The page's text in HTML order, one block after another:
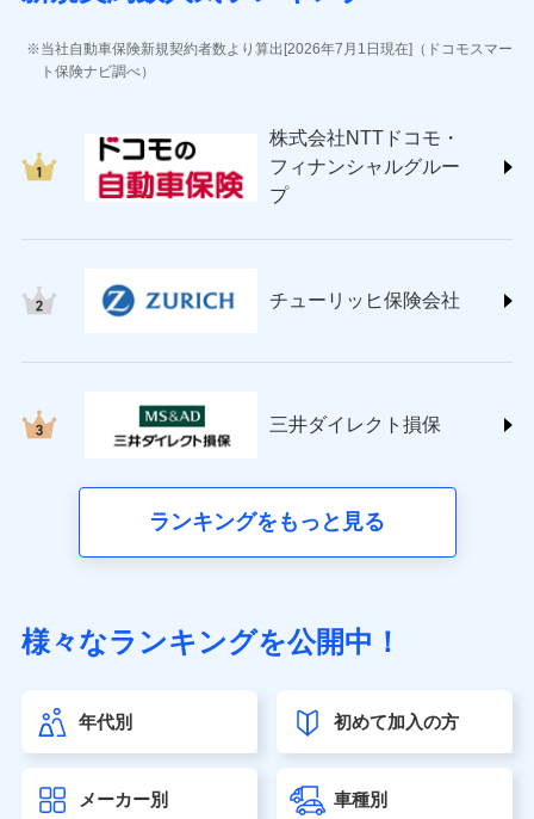
ソニー損害保険株式会社
(https://www.sonysonpo.co.jp/)
ＳＯＭＰＯダイレクト損害保険株式会社
(https://www.sompo-direct.co.jp/)
チューリッヒ保険会社 (https://www.zurich.co.jp/)
(https://www.nisshinfire.co.jp/)
(https://www.petfamilyins.co.jp/)
ins.com/)
三井ダイレクト損害保険株式会社
（https://www.sonylife.co.jp）
第一ネオ生命保険株式会社（https://neofirst.co.jp/）
大樹生命保険株式会社（https://www.taiju-life.co.jp）
seimei.co.jp）
当社自動車保険新規契約者数より算出[2026年7月1日現在]（ドコモスマー
ト保険ナビ調べ）
株式会社NTTドコモ・
フィナンシャルグルー
プ
チューリッヒ保険会社
三井ダイレクト損保
ランキングをもっと見る
様々なランキングを公開中！
年代別 初めて加入の方
メーカー別 車種別